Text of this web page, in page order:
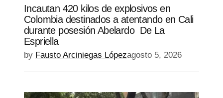
Incautan 420 kilos de explosivos en
Colombia destinados a atentando en Cali
durante posesión Abelardo De La
Espriella
by Fausto Arciniegas Lópezagosto 5, 2026